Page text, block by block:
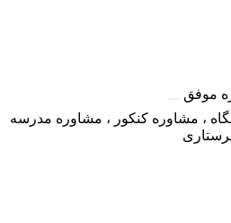
موفق
، مشاوره کنکور ، مشاوره مدرسه